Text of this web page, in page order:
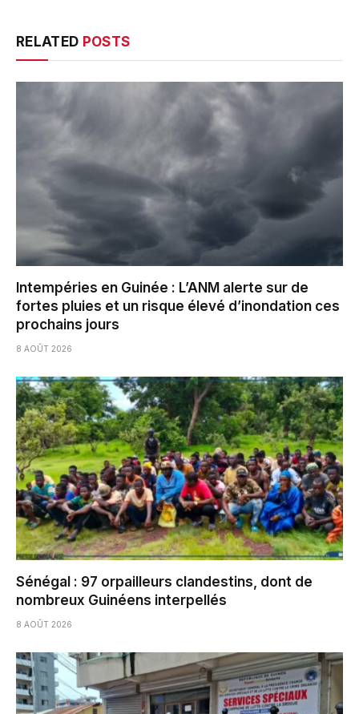
RELATED POSTS
Intempéries en Guinée : L’ANM alerte sur de
fortes pluies et un risque élevé d’inondation ces
prochains jours
8 AOÛT 2026
Sénégal : 97 orpailleurs clandestins, dont de
nombreux Guinéens interpellés
8 AOÛT 2026